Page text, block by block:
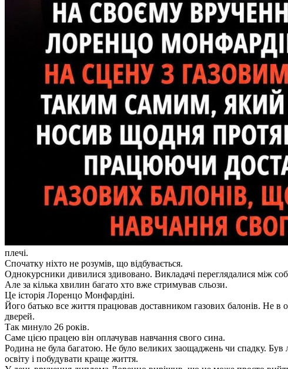
плечі.
Спочатку ніхто не розумів, що відбувається.
Однокурсники дивилися здивовано. Викладачі переглядалися між
Але за кілька хвилин багато хто вже стримував сльози.
Це історія Лоренцо Монфардіні.
Його батько все життя працював доставником газових балонів. Не в
дверей.
Так минуло 26 років.
Саме цією працею він оплачував навчання свого сина.
Родина не була багатою. Не було великих заощаджень чи спадку.
освіту і побудувати краще життя.